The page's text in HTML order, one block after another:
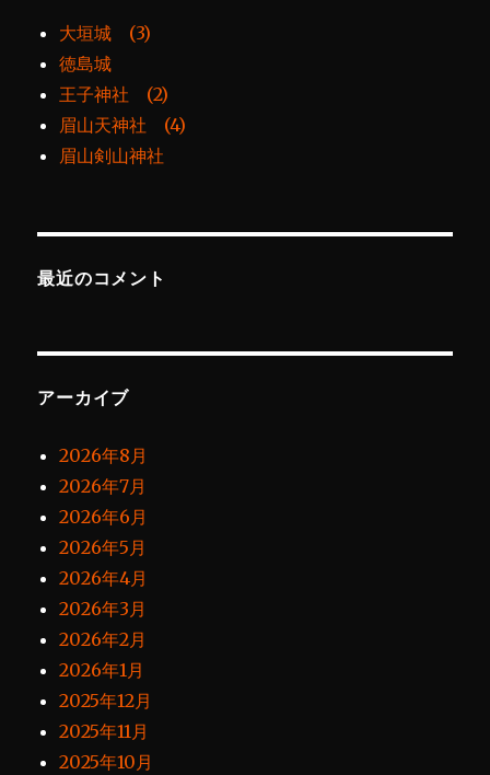
大垣城 (3)
徳島城
王子神社 (2)
眉山天神社 (4)
眉山剣山神社
最近のコメント
アーカイブ
2026年8月
2026年7月
2026年6月
2026年5月
2026年4月
2026年3月
2026年2月
2026年1月
2025年12月
2025年11月
2025年10月